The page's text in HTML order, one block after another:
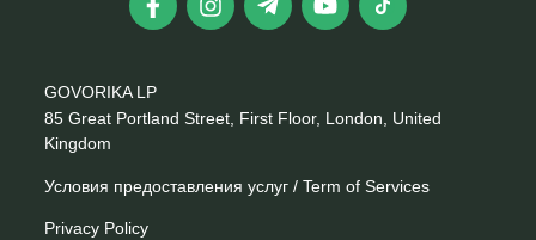
GOVORIKA LP
85 Great Portland Street, First Floor, London, United
Kingdom
Условия предоставления услуг / Term of Services
Privacy Policy